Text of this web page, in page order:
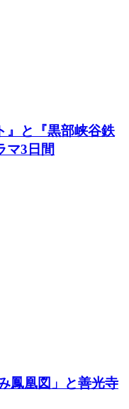
』と『黒部峡谷鉄
マ3日間
鳳凰図」と善光寺